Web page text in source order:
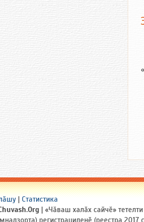
| Статистика
| «Чӑваш халӑх сайчӗ»
регистрациленӗ (реестра